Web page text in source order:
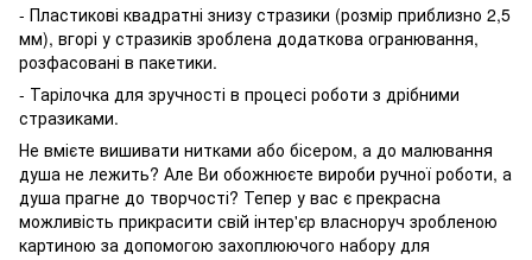
- Пластикові квадратні знизу стразики (розмір приблизно 2,5
мм), вгорі у стразиків зроблена додаткова огранювання,
розфасовані в пакетики.
- Тарілочка для зручності в процесі роботи з дрібними
стразиками.
Не вмієте вишивати нитками або бісером, а до малювання
душа не лежить? Але Ви обожнюєте вироби ручної роботи, а
душа прагне до творчості? Тепер у вас є прекрасна
можливість прикрасити свій інтер'єр власноруч зробленою
картиною за допомогою захоплюючого набору для